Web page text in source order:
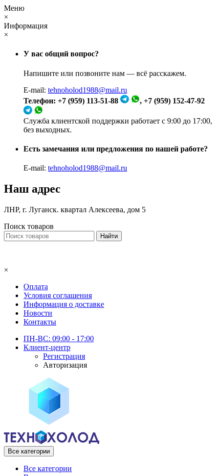
Меню
×
Информация
×
У вас общий вопрос?
Напишите или позвоните нам — всё расскажем.
E-mail: tehnoholod1988@mail.ru
Телефон: +7 (959) 113-51-88
, +7 (959) 152-47-92
Служба клиентской поддержки работает с 9:00 до 17:00,
без выходных.
Есть замечания или предложения по нашей работе?
E-mail: tehnoholod1988@mail.ru
Наш адрес
ЛНР, г. Луганск. квартал Алексеева, дом 5
Поиск товаров
×
Оплата
Условия соглашения
Информация о доставке
Новости
Контакты
ПН-ВС: 09:00 - 17:00
Клиент-центр
Регистрация
Авторизация
Все категории
Все категории